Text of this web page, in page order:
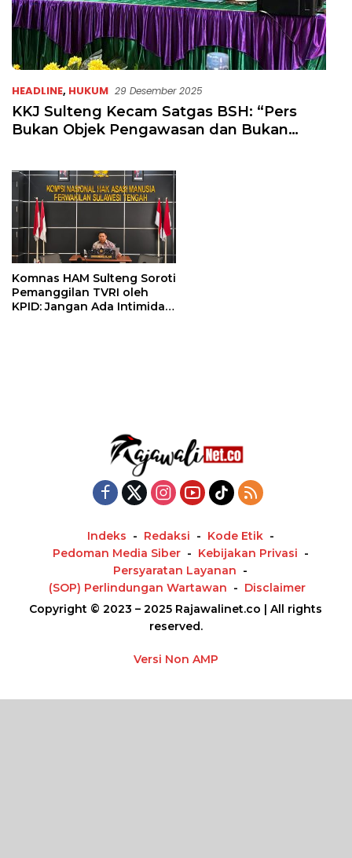
HEADLINE, HUKUM 29 Desember 2025
KKJ Sulteng Kecam Satgas BSH: “Pers
Bukan Objek Pengawasan dan Bukan
Komnas HAM Sulteng Soroti
Pemanggilan TVRI oleh
KPID: Jangan Ada Intimidasi
Indeks Redaksi
Kode Etik
Pedoman Media Siber
Kebijakan Privasi
Persyaratan Layanan
(SOP) Perlindungan Wartawan
Disclaimer
Copyright © 2023 – 2025 Rajawalinet.co | All rights
reserved.
Versi Non AMP